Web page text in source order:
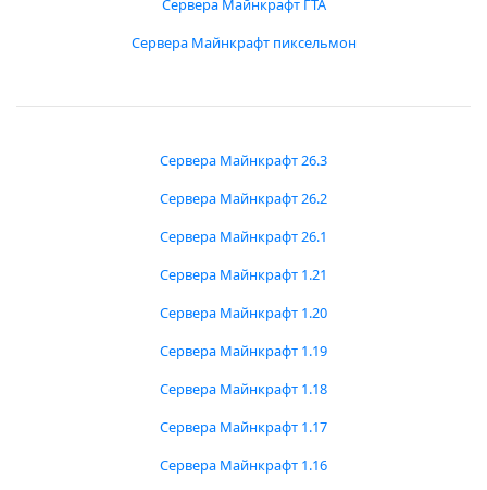
Сервера Майнкрафт ГТА
Сервера Майнкрафт пиксельмон
Сервера Майнкрафт 26.3
Сервера Майнкрафт 26.2
Сервера Майнкрафт 26.1
Сервера Майнкрафт 1.21
Сервера Майнкрафт 1.20
Сервера Майнкрафт 1.19
Сервера Майнкрафт 1.18
Сервера Майнкрафт 1.17
Сервера Майнкрафт 1.16